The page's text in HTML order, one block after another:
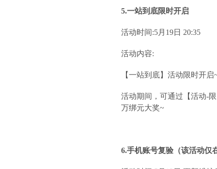
5.一站到底限时开启
活动时间:5月19日 20:35
活动内容:
【一站到底】活动限时开
活动期间，可通过【活动-
万绑元大奖~
6.手机账号复验（该活动仅